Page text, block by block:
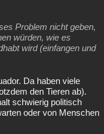
Problem nicht geben,
würden, wie es
wird (einfangen und
Da haben viele
den Tieren ab).
schwierig politisch
oder von Menschen